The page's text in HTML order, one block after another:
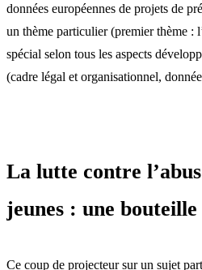
données européennes de projets de
un thème particulier (premier thème :
spécial selon tous les aspects
(cadre légal et organisationnel,
La lutte contre
jeunes : une
Ce coup de projecteur sur un sujet